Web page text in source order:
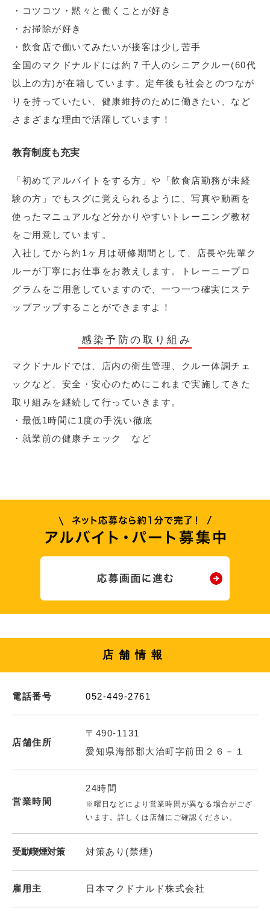
・コツコツ・黙々と働くことが好き
・お掃除が好き
・飲食店で働いてみたいが接客は少し苦手
全国のマクドナルドには約７千人のシニアクルー(60代
以上の方)が在籍しています。定年後も社会とのつなが
りを持っていたい、健康維持のために働きたい、など
さまざまな理由で活躍しています！
教育制度も充実
「初めてアルバイトをする方」や「飲食店勤務が未経
験の方」でもスグに覚えられるように、写真や動画を
使ったマニュアルなど分かりやすいトレーニング教材
をご用意しています。
入社してから約1ヶ月は研修期間として、店長や先輩ク
ルーが丁寧にお仕事をお教えします。トレーニープロ
グラムをご用意していますので、一つ一つ確実にステ
ップアップすることができますよ！
感染予防の取り組み
マクドナルドでは、店内の衛生管理、クルー体調チェ
ックなど、安全・安心のためにこれまで実施してきた
取り組みを継続して行っていきます。
・最低1時間に1度の手洗い徹底
・就業前の健康チェック など
店舗情報
電話番号 052-449-2761
店舗住所
〒490-1131
愛知県海部郡大治町字前田２６－１
営業時間
24時間
※曜日などにより営業時間が異なる場合がござ
います。詳しくは店舗にご確認ください。
受動喫煙対策 対策あり(禁煙)
雇用主 日本マクドナルド株式会社